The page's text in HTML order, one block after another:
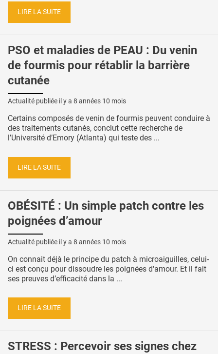
LIRE LA SUITE
PSO et maladies de PEAU : Du venin
de fourmis pour rétablir la barrière
cutanée
Actualité publiée il y a 8 années 10 mois
Certains composés de venin de fourmis peuvent conduire à
des traitements cutanés, conclut cette recherche de
l’Université d’Emory (Atlanta) qui teste des ...
LIRE LA SUITE
OBÉSITÉ : Un simple patch contre les
poignées d’amour
Actualité publiée il y a 8 années 10 mois
On connait déjà le principe du patch à microaiguilles, celui-
ci est conçu pour dissoudre les poignées d'amour. Et il fait
ses preuves d’efficacité dans la ...
LIRE LA SUITE
STRESS : Percevoir ses signes chez